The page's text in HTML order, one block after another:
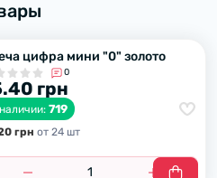
цифра мини "0" золото
0
грн
719
грн от 24 шт